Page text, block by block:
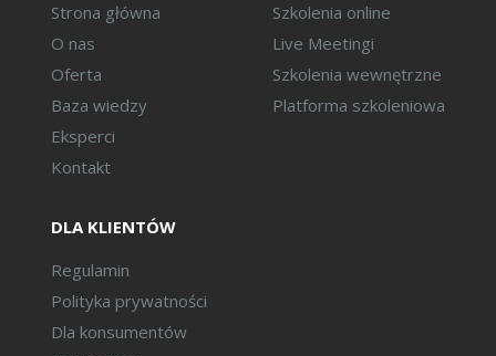
obrotu międzynarodowego
(warunki dostawy, szczegóły
transportu, dodatkowe opisy
Data wystawienia faktury w
do KSeF a data powstania
CIT/PIT.
Strona główna
O nas
Oferta
Baza wiedzy
Eksperci
Kontakt
Szkolenia online
Live Meetingi
Szkolenia wewnętrzne
Platforma szkoleniowa
DLA KLIENTÓW
Regulamin
Polityka prywatności
Dla konsumentów